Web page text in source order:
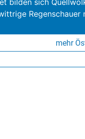
bilden sich
mehr